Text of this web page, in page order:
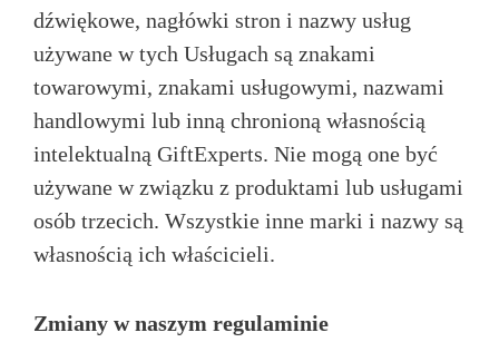
dźwiękowe, nagłówki stron i nazwy usług
używane w tych Usługach są znakami
towarowymi, znakami usługowymi, nazwami
handlowymi lub inną chronioną własnością
intelektualną GiftExperts. Nie mogą one być
używane w związku z produktami lub usługami
osób trzecich. Wszystkie inne marki i nazwy są
własnością ich właścicieli.
Zmiany w naszym regulaminie